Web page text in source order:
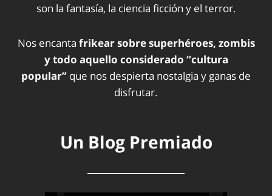
son la fantasía, la ciencia ficción y el terror.
Nos encanta frikear sobre superhéroes, zombis
y todo aquello considerado “cultura
popular” que nos despierta nostalgia y ganas de
disfrutar.
Un Blog Premiado